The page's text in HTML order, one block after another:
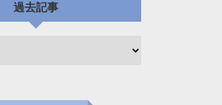
過去記事